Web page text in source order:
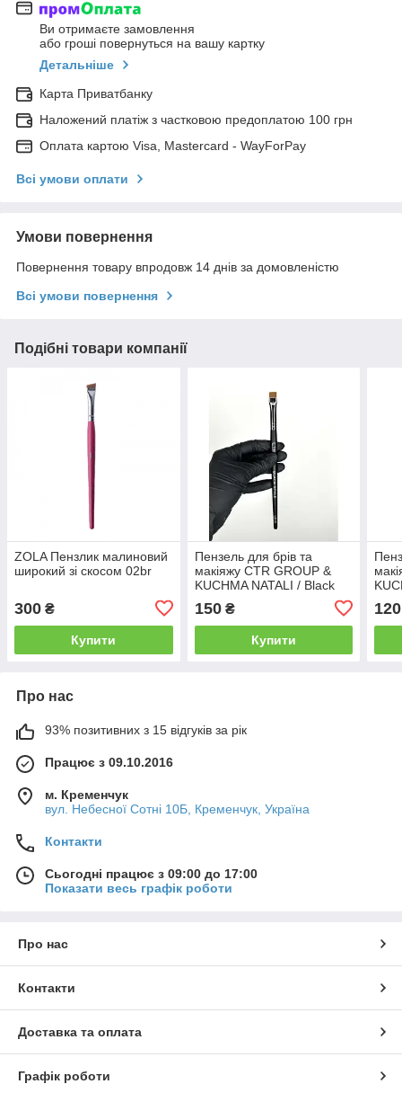
Ви отримаєте замовлення
або гроші повернуться на вашу картку
Детальніше
Карта Приватбанку
Наложений платіж з частковою предоплатою 100 грн
Оплата картою Visa, Mastercard - WayForPay
Всі умови оплати
Умови повернення
Повернення товару впродовж 14 днів за домовленістю
Всі умови повернення
Подібні товари компанії
ZOLA Пензлик малиновий
широкий зі скосом 02br
300 ₴
Купити
Пензель для брів та
макіяжу CTR GROUP &
KUCHMA NATALI / Black
150₴
Купити
120
Про нас
93% позитивних з 15 відгуків за рік
Працює з 09.10.2016
м. Кременчук
вул. Небесної Сотні 10Б, Кременчук, Україна
Контакти
Сьогодні працює з 09:00 до 17:00
Показати весь графік роботи
Про нас
Контакти
Доставка та оплата
Графік роботи